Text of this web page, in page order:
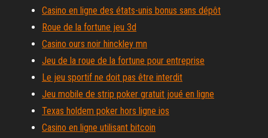
Casino en ligne des états-unis bonus sans dépôt
Roue de la fortune jeu 3d
Casino ours noir hinckley mn
Jeu de la roue de la fortune pour entreprise
Le jeu sportif ne doit pas être interdit
Jeu mobile de strip poker gratuit joué en ligne
Texas holdem poker hors ligne ios
Casino en ligne utilisant bitcoin